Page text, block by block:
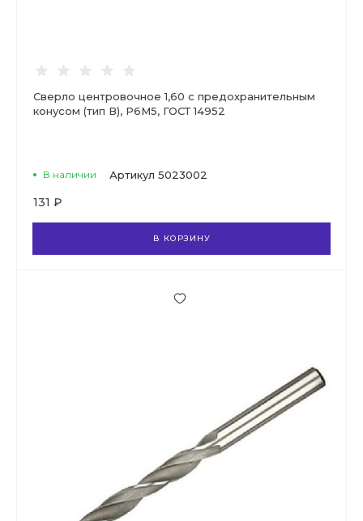
Сверло центровочное 1,60 с предохранительным
конусом (тип В), Р6М5, ГОСТ 14952
В наличии Артикул 5023002
131 ₽
В КОРЗИНУ